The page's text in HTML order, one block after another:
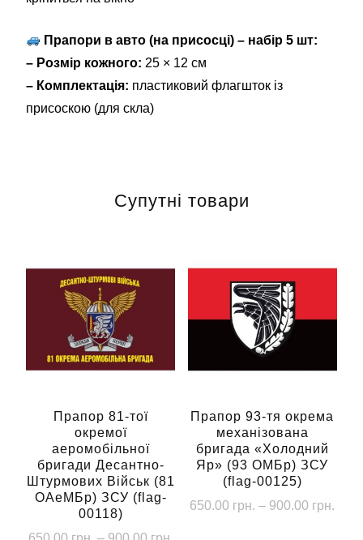
Прапори в авто (на присосці) – набір 5 шт:
– Розмір кожного: 25 × 12 см
– Комплектація: пластиковий флагшток із
присоскою (для скла)
Супутні товари
Прапор 81-тої
окремої
аеромобільної
бригади Десантно-
Штурмових Військ (81
ОАеМБр) ЗСУ (flag-
00118)
Прапор 93-тя окрема
механізована
бригада «Холодний
Яр» (93 ОМБр) ЗСУ
(flag-00125)
650.00 грн. – 900.00 грн.